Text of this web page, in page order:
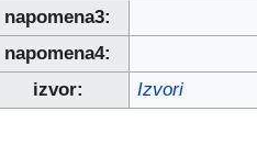
napomena3:
napomena4:
izvor:
Izvori